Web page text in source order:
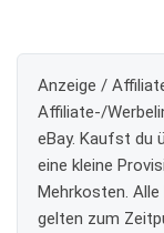
Anzeige /
Affiliate-/
eBay. Kaufst du
eine kleine
Mehrkosten.
gelten zum